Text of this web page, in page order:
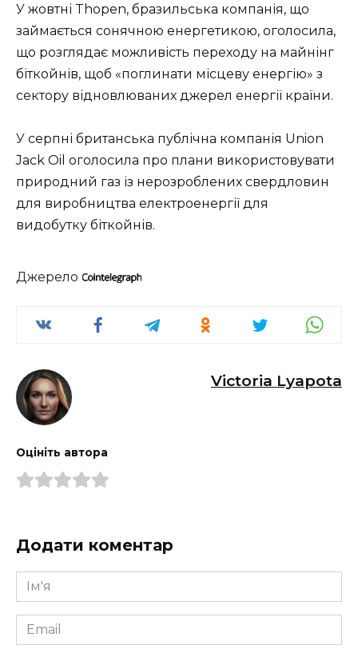
У жовтні Thopen, бразильська компанія, що
займається сонячною енергетикою, оголосила,
що розглядає можливість переходу на майнінг
біткойнів, щоб «поглинати місцеву енергію» з
сектору відновлюваних джерел енергії країни.
У серпні британська публічна компанія Union
Jack Oil оголосила про плани використовувати
природний газ із нерозроблених свердловин
для виробництва електроенергії для
видобутку біткойнів.
Джерело
Victoria Lyapota
Оцініть автора
Додати коментар
Ім'я
*
Email
*